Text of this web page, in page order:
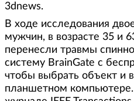
3dnews.
В ходе исследования
мужчин, в возрасте 35 и
перенесли травмы
систему BrainGate с
чтобы выбрать объект и
планшетном